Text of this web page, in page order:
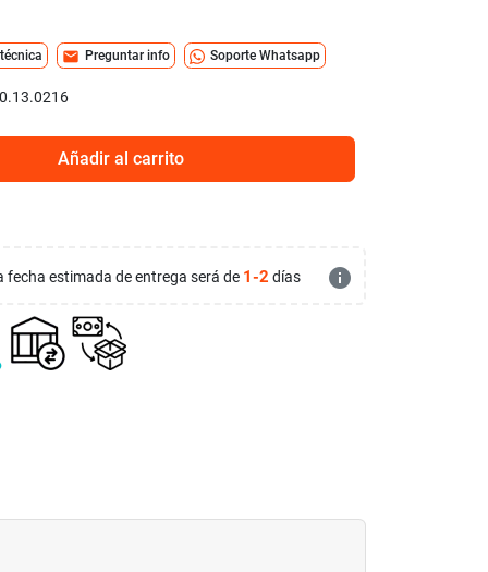
mail Preguntar info Soporte Whatsapp
Añadir al carrito
fecha estimada de entrega será de 1-2 días info